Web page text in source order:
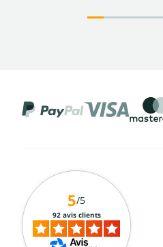
5/5
92 avis clients